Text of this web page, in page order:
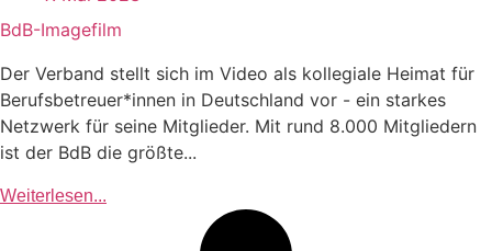
BdB-Imagefilm
Der Verband stellt sich im Video als kollegiale Heimat für
Berufsbetreuer*innen in Deutschland vor - ein starkes
Netzwerk für seine Mitglieder. Mit rund 8.000 Mitgliedern
ist der BdB die größte...
Weiterlesen...